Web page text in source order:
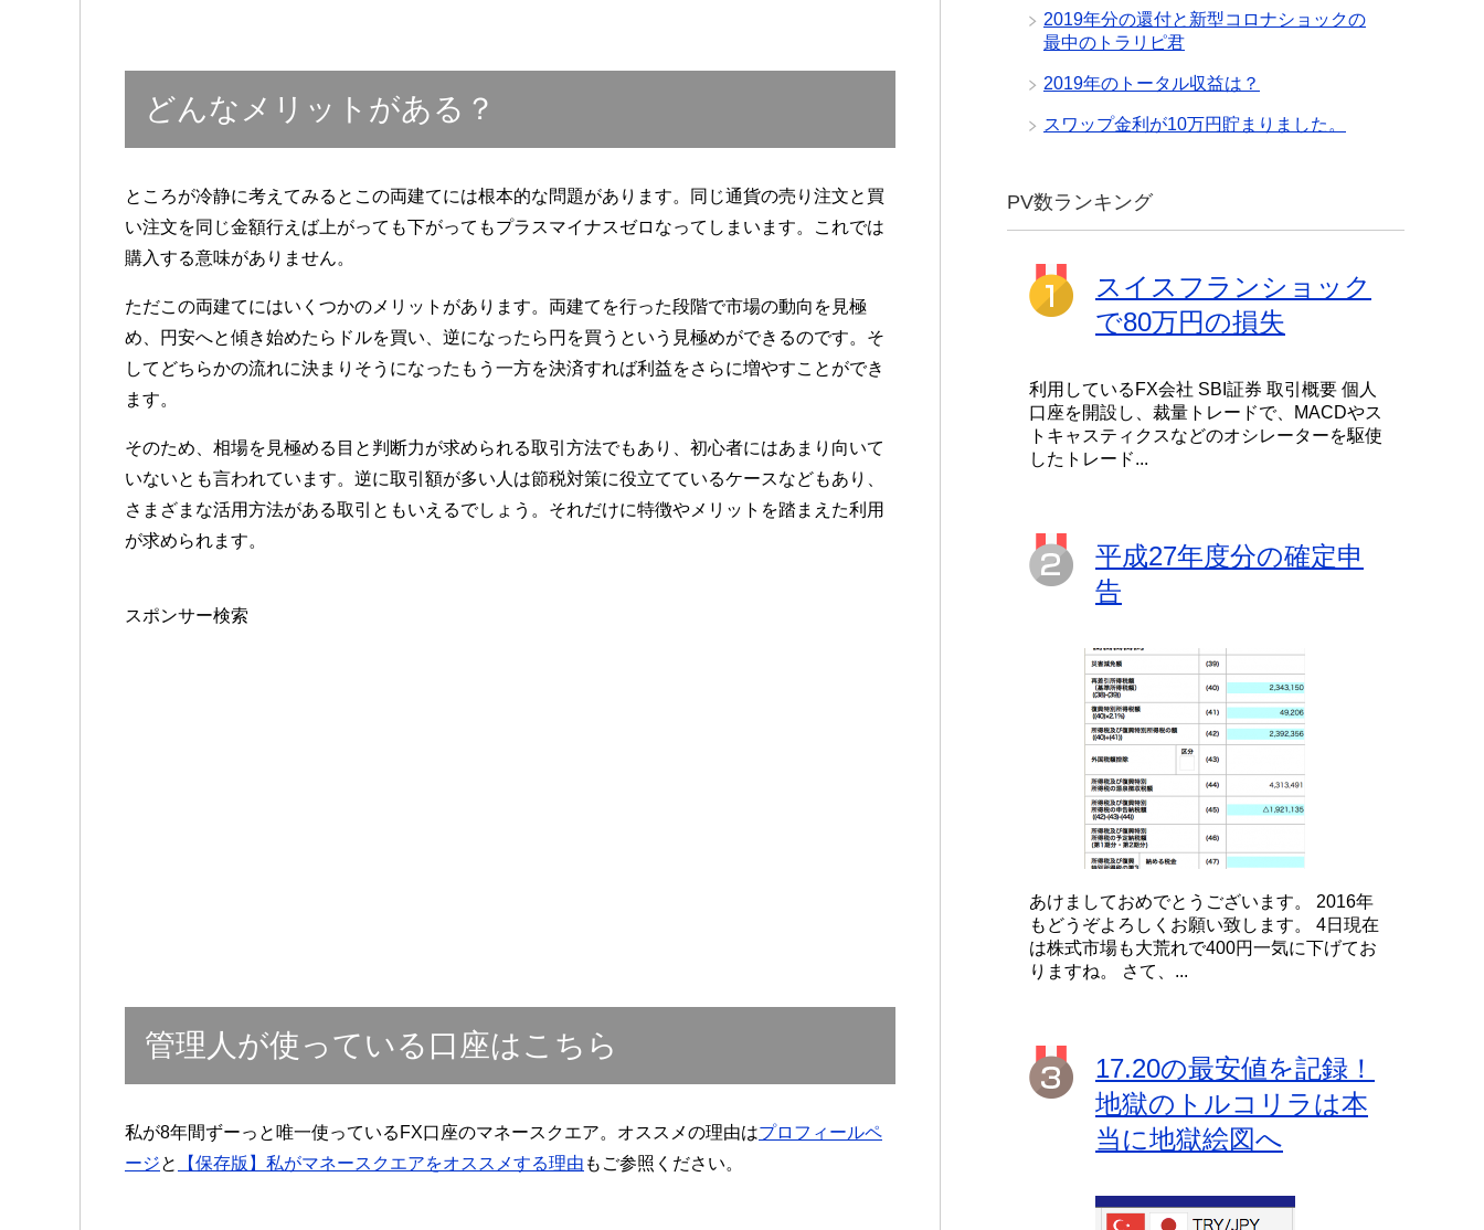
どんなメリットがある？
ところが冷静に考えてみるとこの両建てには根本的な問題があります。同じ通貨の売り注文と買
い注文を同じ金額行えば上がっても下がってもプラスマイナスゼロなってしまいます。これでは
購入する意味がありません。
ただこの両建てにはいくつかのメリットがあります。両建てを行った段階で市場の動向を見極
め、円安へと傾き始めたらドルを買い、逆になったら円を買うという見極めができるのです。そ
してどちらかの流れに決まりそうになったもう一方を決済すれば利益をさらに増やすことができ
ます。
そのため、相場を見極める目と判断力が求められる取引方法でもあり、初心者にはあまり向いて
いないとも言われています。逆に取引額が多い人は節税対策に役立てているケースなどもあり、
さまざまな活用方法がある取引ともいえるでしょう。それだけに特徴やメリットを踏まえた利用
が求められます。
スポンサー検索
管理人が使っている口座はこちら
私が8年間ずーっと唯一使っているFX口座のマネースクエア。オススメの理由はプロフィールペ
ージと 【保存版】私がマネースクエアをオススメする理由 もご参照ください。
2019年分の還付と新型コロナショックの
最中のトラリピ君
2019年のトータル収益は？
スワップ金利が10万円貯まりました。
PV数ランキング
スイスフランショック
で80万円の損失
利用しているFX会社 SBI証券 取引概要 個人
口座を開設し、裁量トレードで、MACDやス
トキャスティクスなどのオシレーターを駆使
したトレード...
平成27年度分の確定申
告
あけましておめでとうございます。 2016年
もどうぞよろしくお願い致します。 4日現在
は株式市場も大荒れで400円一気に下げてお
りますね。 さて、...
17.20の最安値を記録！
地獄のトルコリラは本
当に地獄絵図へ